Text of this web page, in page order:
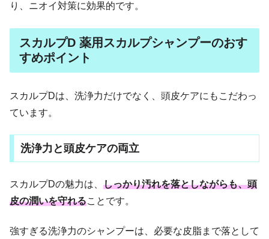
り、ニオイ対策に効果的です。
スカルプD 薬用スカルプシャンプーのおす
すめポイント
スカルプDは、洗浄力だけでなく、頭皮ケアにもこだわっ
ています。
洗浄力と頭皮ケアの両立
スカルプDの魅力は、 しっかり汚れを落としながらも、頭
皮の潤いを守れることです。
強すぎる洗浄力のシャンプーは、必要な皮脂まで落として